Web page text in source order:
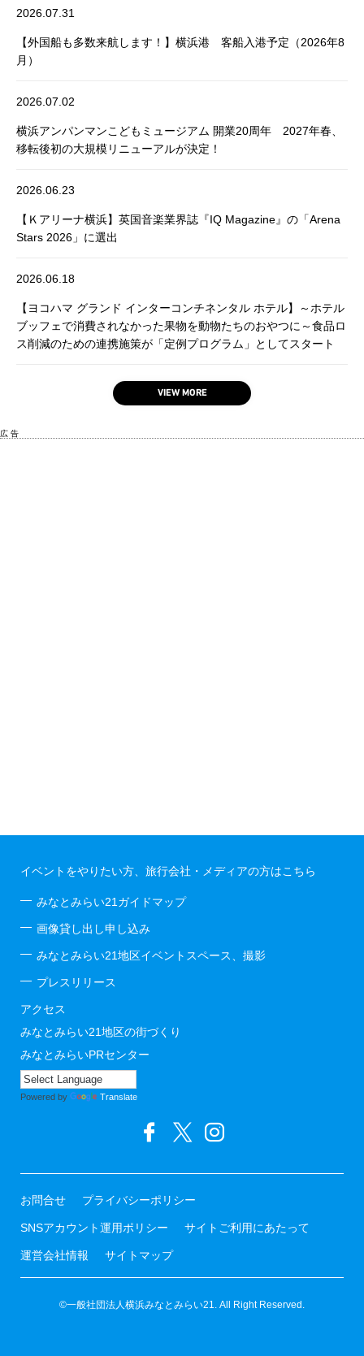
2026.07.31
【外国船も多数来航します！】横浜港 客船入港予定（2026年8
月）
2026.07.02
横浜アンパンマンこどもミュージアム 開業20周年 2027年春、
移転後初の大規模リニューアルが決定！
2026.06.23
【Ｋアリーナ横浜】英国音楽業界誌『IQ Magazine』の「Arena
Stars 2026」に選出
2026.06.18
【ヨコハマ グランド インターコンチネンタル ホテル】～ホテル
ブッフェで消費されなかった果物を動物たちのおやつに～食品ロ
ス削減のための連携施策が「定例プログラム」としてスタート
VIEW MORE
広 告
イベントをやりたい方、旅行会社・メディアの方はこちら
みなとみらい21ガイドマップ
画像貸し出し申し込み
みなとみらい21地区イベントスペース、撮影
プレスリリース
アクセス
みなとみらい21地区の街づくり
みなとみらいPRセンター
Powered by Translate
お問合せ プライバシーポリシー
SNSアカウント運用ポリシー サイトご利用にあたって
運営会社情報 サイトマップ
©一般社団法人横浜みなとみらい21. All Right Reserved.